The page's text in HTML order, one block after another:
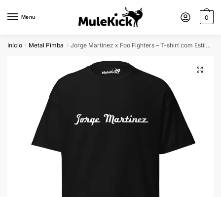
Menu 0
Início / Metal Pimba / Jorge Martinez x Foo Fighters – T-shirt com Estilo Rock
🔍